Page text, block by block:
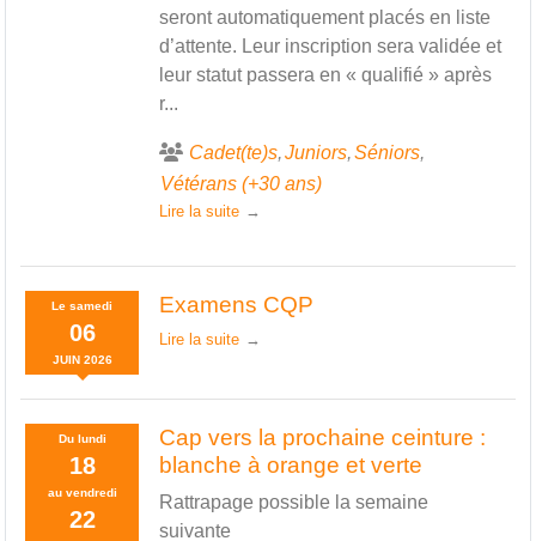
seront automatiquement placés en liste
d’attente. Leur inscription sera validée et
leur statut passera en « qualifié » après
r...
Cadet(te)s Juniors Séniors
Vétérans (+30 ans)
Lire la suite
Lesamedi
06
JUIN 2026
Examens CQP
Lire la suite
Du lundi
18
au vendredi
22
Cap vers la prochaine ceinture :
blanche à orange et verte
Rattrapage possible la semaine
suivante